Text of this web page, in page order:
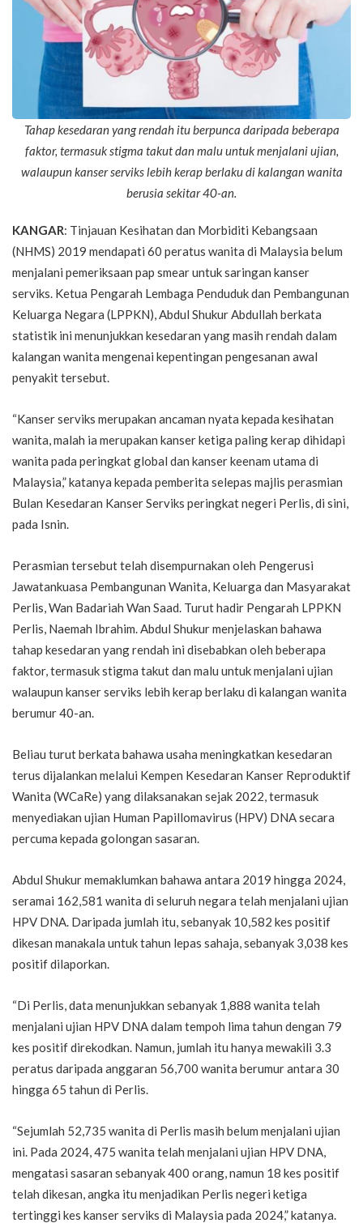
Tahap kesedaran yang rendah itu berpunca daripada beberapa
faktor, termasuk stigma takut dan malu untuk menjalani ujian,
walaupun kanser serviks lebih kerap berlaku di kalangan wanita
berusia sekitar 40-an.
KANGAR: Tinjauan Kesihatan dan Morbiditi Kebangsaan
(NHMS) 2019 mendapati 60 peratus wanita di Malaysia belum
menjalani pemeriksaan pap smear untuk saringan kanser
serviks. Ketua Pengarah Lembaga Penduduk dan Pembangunan
Keluarga Negara (LPPKN), Abdul Shukur Abdullah berkata
statistik ini menunjukkan kesedaran yang masih rendah dalam
kalangan wanita mengenai kepentingan pengesanan awal
penyakit tersebut.
“Kanser serviks merupakan ancaman nyata kepada kesihatan
wanita, malah ia merupakan kanser ketiga paling kerap dihidapi
wanita pada peringkat global dan kanser keenam utama di
Malaysia,” katanya kepada pemberita selepas majlis perasmian
Bulan Kesedaran Kanser Serviks peringkat negeri Perlis, di sini,
pada Isnin.
Perasmian tersebut telah disempurnakan oleh Pengerusi
Jawatankuasa Pembangunan Wanita, Keluarga dan Masyarakat
Perlis, Wan Badariah Wan Saad. Turut hadir Pengarah LPPKN
Perlis, Naemah Ibrahim. Abdul Shukur menjelaskan bahawa
tahap kesedaran yang rendah ini disebabkan oleh beberapa
faktor, termasuk stigma takut dan malu untuk menjalani ujian
walaupun kanser serviks lebih kerap berlaku di kalangan wanita
berumur 40-an.
Beliau turut berkata bahawa usaha meningkatkan kesedaran
terus dijalankan melalui Kempen Kesedaran Kanser Reproduktif
Wanita (WCaRe) yang dilaksanakan sejak 2022, termasuk
menyediakan ujian Human Papillomavirus (HPV) DNA secara
percuma kepada golongan sasaran.
Abdul Shukur memaklumkan bahawa antara 2019 hingga 2024,
seramai 162,581 wanita di seluruh negara telah menjalani ujian
HPV DNA. Daripada jumlah itu, sebanyak 10,582 kes positif
dikesan manakala untuk tahun lepas sahaja, sebanyak 3,038 kes
positif dilaporkan.
“Di Perlis, data menunjukkan sebanyak 1,888 wanita telah
menjalani ujian HPV DNA dalam tempoh lima tahun dengan 79
kes positif direkodkan. Namun, jumlah itu hanya mewakili 3.3
peratus daripada anggaran 56,700 wanita berumur antara 30
hingga 65 tahun di Perlis.
“Sejumlah 52,735 wanita di Perlis masih belum menjalani ujian
ini. Pada 2024, 475 wanita telah menjalani ujian HPV DNA,
mengatasi sasaran sebanyak 400 orang, namun 18 kes positif
telah dikesan, angka itu menjadikan Perlis negeri ketiga
tertinggi kes kanser serviks di Malaysia pada 2024,” katanya.